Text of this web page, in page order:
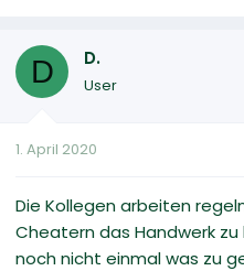
D D.
User
1. April 2020
Die Kollegen arbeiten
Cheatern das Handwerk
noch nicht einmal was zu